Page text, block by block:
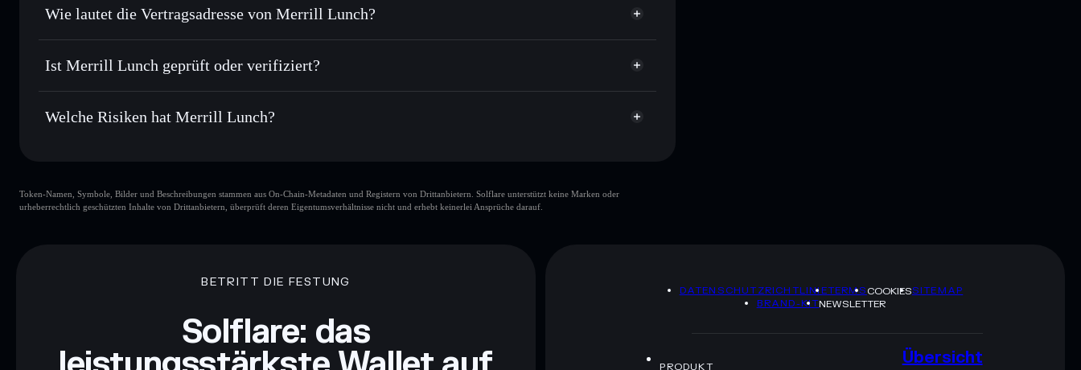
Privat senden
– übertrage LUNCHMONEY, ohne Wallets öffentlich zu verknüpfen, mithilfe des in Solflare
integrierten Privacy Aggregators
Sicher verwahren– halte LUNCHMONEY in einer nicht verwahrenden Wallet, in der du deine privaten Schlüssel
Privacy Aggregator
Wie lautet die Vertragsadresse von Merrill Lunch?
Merrill Lunch
BApW3yE9sbZvdHbxoFphoyV3npCXLPriMKY3KZoGpump
Solflare-
Wallet
LUNCHMONEY
Ist Merrill Lunch geprüft oder verifiziert?
Merrill Lunch derzeit nicht verifiziert
Welche Risiken hat Merrill Lunch?
Merrill Lunch
einzelne Wallet
Token-Namen, Symbole, Bilder und Beschreibungen stammen aus On-Chain-Metadaten und Registern von Drittanbietern. Solflare unterstützt keine Marken oder
urheberrechtlich geschützten Inhalte von Drittanbietern, überprüft deren Eigentumsverhältnisse nicht und erhebt keinerlei Ansprüche darauf.
BETRITT DIE FESTUNG
Solflare: das
DATENSCHUTZRICHTLINIETERMSCOOKIESSITEMAP
BRAND-KITNEWSLETTER
PRODUKT Übersicht